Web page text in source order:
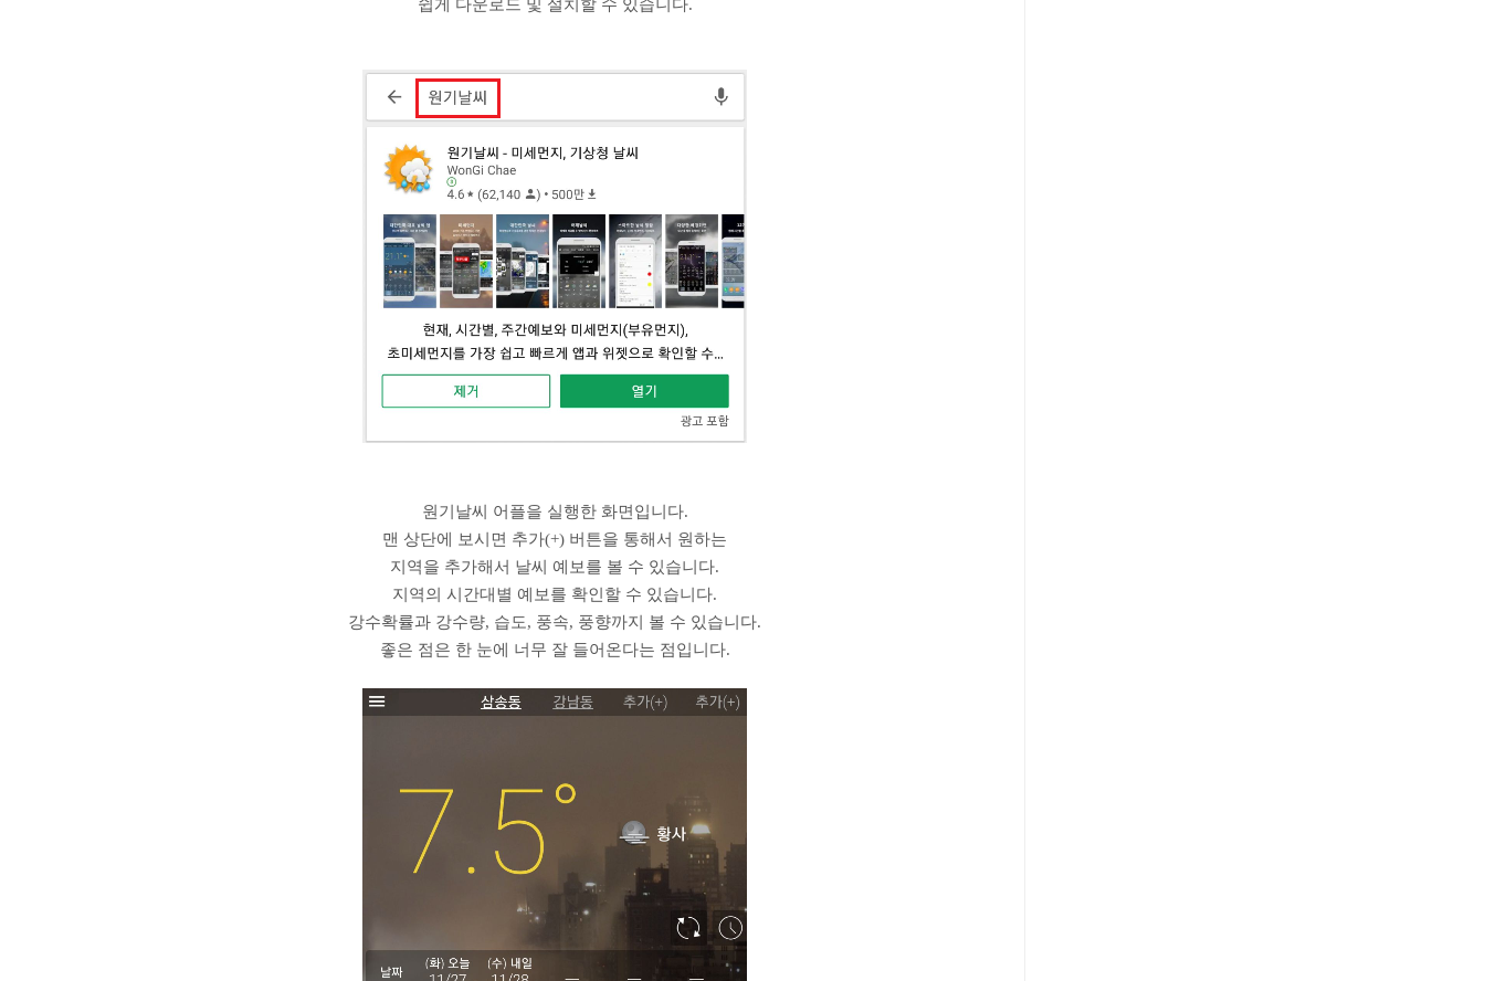
쉽게 다운로드 및 설치할 수 있습니다.
원기날씨 어플을 실행한 화면입니다.
맨 상단에 보시면 추가(+) 버튼을 통해서 원하는
지역을 추가해서 날씨 예보를 볼 수 있습니다.
지역의 시간대별 예보를 확인할 수 있습니다.
강수확률과 강수량, 습도, 풍속, 풍향까지 볼 수 있습니다.
좋은 점은 한 눈에 너무 잘 들어온다는 점입니다.